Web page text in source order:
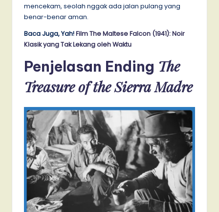
mencekam, seolah nggak ada jalan pulang yang
benar-benar aman.
Baca Juga, Yah!Film The Maltese Falcon (1941): Noir
Klasik yang Tak Lekang oleh Waktu
Penjelasan Ending The
Treasure of the Sierra Madre